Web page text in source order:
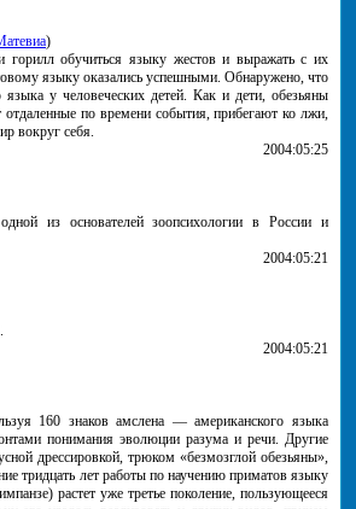
)
горилл обучиться языку жестов и выражать с их
языку оказались успешными. Обнаружено, что
у человеческих детей. Как и дети, обезьяны
по времени события, прибегают ко лжи,
вокруг себя.
2004:05:25
из основателей зоопсихологии в России и
2004:05:21
2004:05:21
160 знаков амслена — американского языка
понимания эволюции разума и речи. Другие
дрессировкой, трюком «безмозглой обезьяны»,
тридцать лет работы по научению приматов языку
растет уже третье поколение, пользующееся